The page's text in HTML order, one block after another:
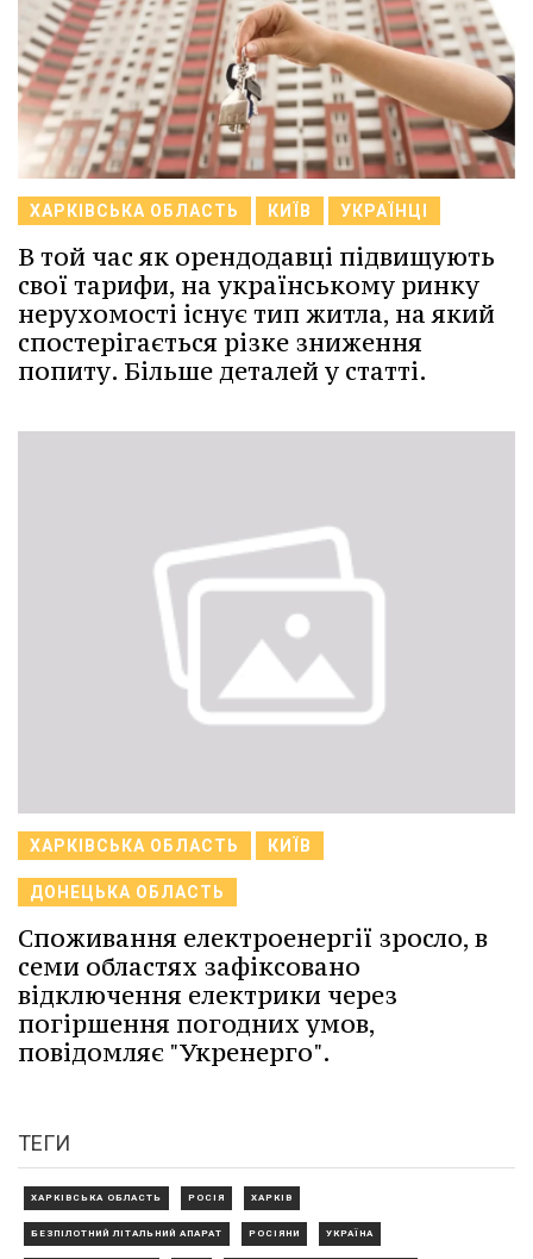
ХАРКІВСЬКА ОБЛАСТЬ КИЇВ УКРАЇНЦІ
В той час як орендодавці підвищують
свої тарифи, на українському ринку
нерухомості існує тип житла, на який
спостерігається різке зниження
попиту. Більше деталей у статті.
ХАРКІВСЬКА ОБЛАСТЬ КИЇВ
ДОНЕЦЬКА ОБЛАСТЬ
Споживання електроенергії зросло, в
семи областях зафіксовано
відключення електрики через
погіршення погодних умов,
повідомляє "Укренерго".
ТЕГИ
ХАРКІВСЬКА ОБЛАСТЬ РОСІЯ ХАРКІВ
БЕЗПІЛОТНИЙ ЛІТАЛЬНИЙ АПАРАТ РОСІЯНИ УКРАЇНА